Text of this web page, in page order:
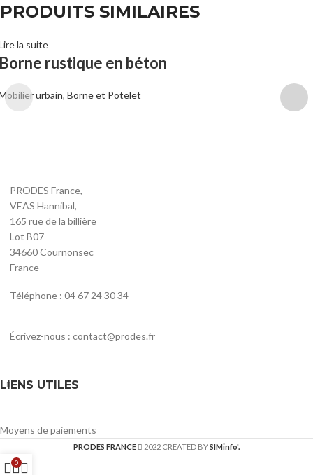
PRODUITS SIMILAIRES
la suite
rustique en béton
urbain,Borne et Potelet
PRODES France,
VEAS Hannibal,
165 rue de la billière
Lot B07
34660 Cournonsec
France
Téléphone : 04 67 24 30 34
Écrivez-nous : contact@prodes.fr
LIENS UTILES
Moyens de paiements
PRODES FRANCE 2022 CREATED BYSIMinfo'.
0